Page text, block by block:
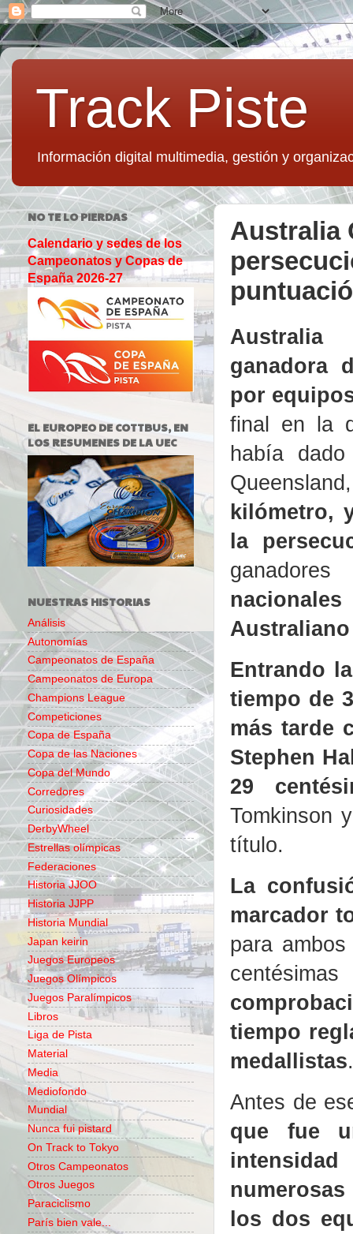
Track Piste
Información digital multimedia, gestión y
Australia
ganadora
por
final en la
había
kilómetro,
la
Australiano
Entrando
tiempo de
más tarde
Stephen
29
Tomkinson
título.
La
marcador
para
tiempo
medallistas.
Antes de
que fue
los dos
NO TE LO PIERDAS
Calendario y sedes de los
Campeonatos y Copas de
España 2026-27
EL EUROPEO DE COTTBUS, EN
LOS RESUMENES DE LA UEC
NUESTRAS HISTORIAS
Análisis
Autonomías
Campeonatos de España
Campeonatos de Europa
Champions League
Competiciones
Copa de España
Copa de las Naciones
Copa del Mundo
Corredores
Curiosidades
DerbyWheel
Estrellas olímpicas
Federaciones
Historia JJOO
Historia JJPP
Historia Mundial
Japan keirin
Juegos Europeos
Juegos Olímpicos
Juegos Paralímpicos
Libros
Liga de Pista
Material
Media
Mediofondo
Mundial
Nunca fui pistard
On Track to Tokyo
Otros Campeonatos
Otros Juegos
Paraciclismo
París bien vale...